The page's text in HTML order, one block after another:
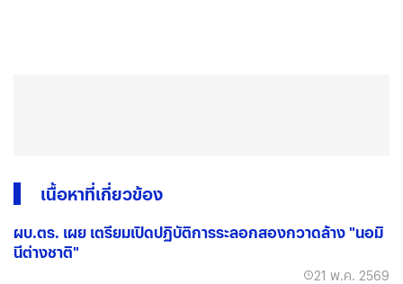
เนื้อหาที่เกี่ยวข้อง
ผบ.ตร. เผย เตรียมเปิดปฏิบัติการระลอกสองกวาดล้าง "นอมิ
นีต่างชาติ"
21 พ.ค. 2569